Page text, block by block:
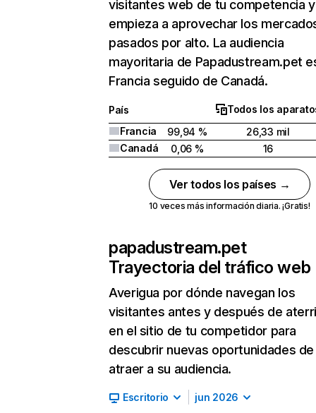
visitantes web de tu competencia y
empieza a aprovechar los
pasados por alto. La audiencia
mayoritaria de Papadustream.pet
Francia seguido de Canadá.
País
Todos los
Francia
99,94 %
26,33 mil
Canadá
0,06 % 16
Ver todos los países →
10 veces más información diaria. ¡Gratis!
papadustream.pet
Trayectoria del tráfico web
Averigua por dónde navegan los
visitantes antes y después de
en el sitio de tu competidor para
descubrir nuevas oportunidades de
atraer a su audiencia.
Escritorio jun 2026